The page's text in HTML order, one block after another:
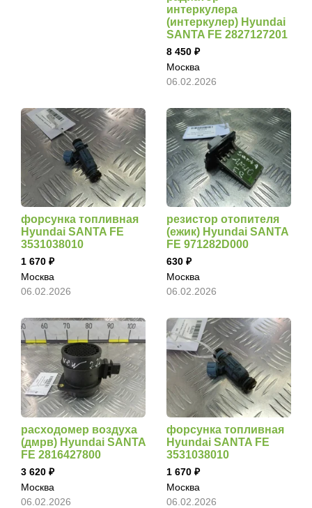
интеркулера
(интеркулер) Hyundai
SANTA FE 2827127201
8 450
Москва
06.02.2026
форсунка топливная
Hyundai SANTA FE
3531038010
1 670
Москва
06.02.2026
резистор отопителя
(ежик) Hyundai SANTA
FE 971282D000
630
Москва
06.02.2026
расходомер воздуха
(дмрв) Hyundai SANTA
FE 2816427800
3 620
Москва
06.02.2026
форсунка топливная
Hyundai SANTA FE
3531038010
1 670
Москва
06.02.2026